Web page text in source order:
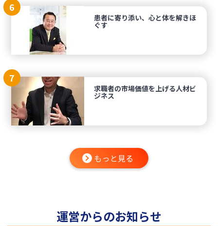
6
患者に寄り添い、心と体を解きほ
ぐす
7
求職者の市場価値を上げる人材ビ
ジネス
もっと見る
運営からのお知らせ